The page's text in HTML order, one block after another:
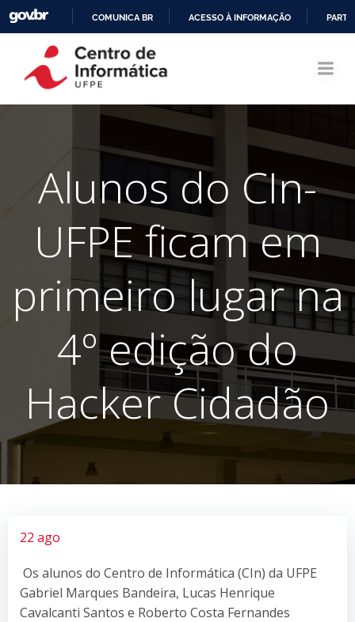
CONTEÚDO
COMUNICA BR ACESSO À INFORMAÇÃO
Alunos do CIn-
UFPE ficam em
primeiro lugar na
4º edição do
Hacker Cidadão
22 ago
Os alunos do Centro de Informática (CIn) da UFPE
Gabriel Marques Bandeira, Lucas Henrique
Cavalcanti Santos e Roberto Costa Fernandes